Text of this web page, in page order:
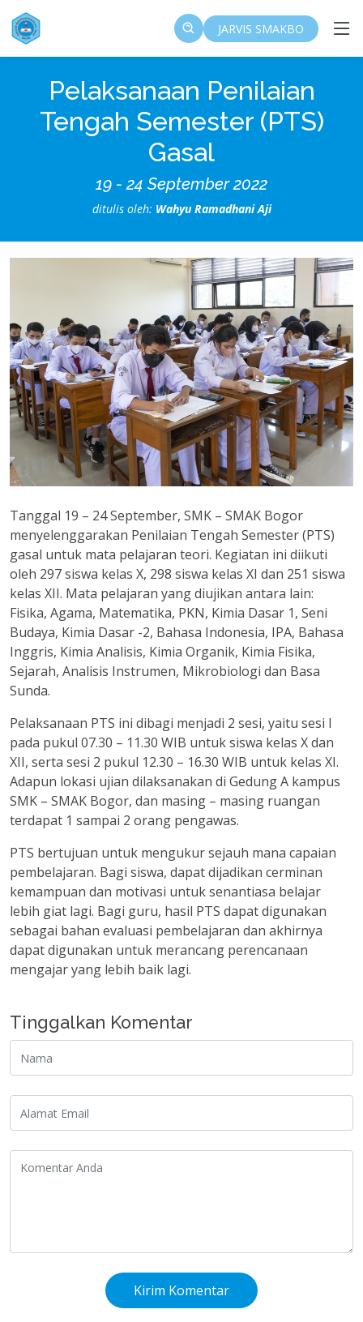
JARVIS SMAKBO
Pelaksanaan Penilaian
Tengah Semester (PTS)
Gasal
19 - 24 September 2022
ditulis oleh: Wahyu Ramadhani Aji
Tanggal 19 – 24 September, SMK – SMAK Bogor
menyelenggarakan Penilaian Tengah Semester (PTS)
gasal untuk mata pelajaran teori. Kegiatan ini diikuti
oleh 297 siswa kelas X, 298 siswa kelas XI dan 251 siswa
kelas XII. Mata pelajaran yang diujikan antara lain:
Fisika, Agama, Matematika, PKN, Kimia Dasar 1, Seni
Budaya, Kimia Dasar -2, Bahasa Indonesia, IPA, Bahasa
Inggris, Kimia Analisis, Kimia Organik, Kimia Fisika,
Sejarah, Analisis Instrumen, Mikrobiologi dan Basa
Sunda.
Pelaksanaan PTS ini dibagi menjadi 2 sesi, yaitu sesi I
pada pukul 07.30 – 11.30 WIB untuk siswa kelas X dan
XII, serta sesi 2 pukul 12.30 – 16.30 WIB untuk kelas XI.
Adapun lokasi ujian dilaksanakan di Gedung A kampus
SMK – SMAK Bogor, dan masing – masing ruangan
terdapat 1 sampai 2 orang pengawas.
PTS bertujuan untuk mengukur sejauh mana capaian
pembelajaran. Bagi siswa, dapat dijadikan cerminan
kemampuan dan motivasi untuk senantiasa belajar
lebih giat lagi. Bagi guru, hasil PTS dapat digunakan
sebagai bahan evaluasi pembelajaran dan akhirnya
dapat digunakan untuk merancang perencanaan
mengajar yang lebih baik lagi.
Tinggalkan Komentar
Kirim Komentar